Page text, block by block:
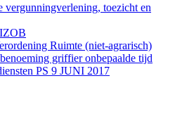
vergunningverlening, toezicht en
Ruimte (niet-agrarisch)
griffier onbepaalde tijd
PS 9 JUNI 2017